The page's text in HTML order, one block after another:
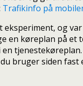
Trafikinfo på
eksperiment, og
en køreplan på et
tjenestekøreplan.
bruger siden fast